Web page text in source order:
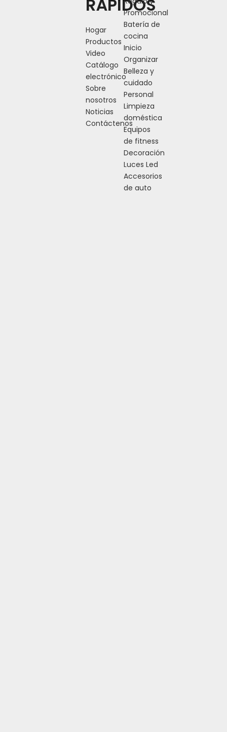
RÁPIDOS
Hogar
Productos
Video
Catálogo
electrónico
Sobre
nosotros
Noticias
Contáctenos
Promocional
Batería de
cocina
Inicio
Organizar
Belleza y
cuidado
Personal
Limpieza
doméstica
Equipos
de fitness
Decoración
Luces Led
Accesorios
de auto